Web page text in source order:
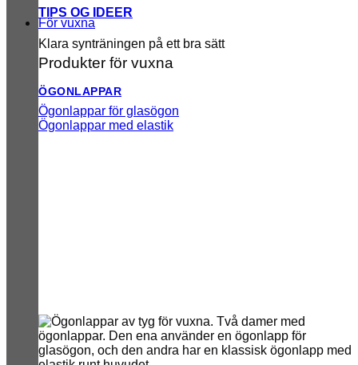
TIPS OG IDEER
Klara synträningen på ett bra sätt
För vuxna
Produkter för vuxna
ÖGONLAPPAR
Ögonlappar för glasögon
Ögonlappar med elastik